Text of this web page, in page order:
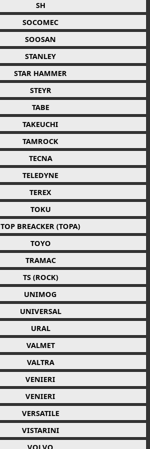
SH
SOCOMEC
SOOSAN
STANLEY
STAR HAMMER
STEYR
TABE
TAKEUCHI
TAMROCK
TECNA
TELEDYNE
TEREX
TOKU
TOP BREACKER (TOPA)
TOYO
TRAMAC
TS (ROCK)
UNIMOG
UNIVERSAL
URAL
VALMET
VALTRA
VENIERI
VENIERI
VERSATILE
VISTARINI